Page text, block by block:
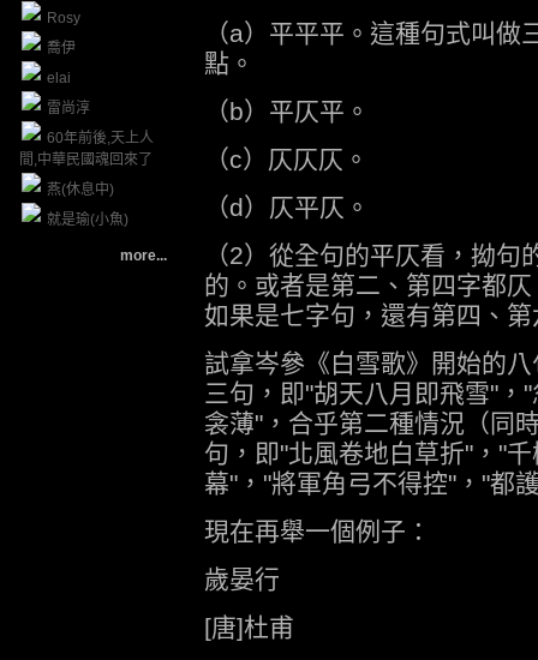
Rosy
喬伊
elai
雷尚淳
60年前後,天上人
間,中華民國魂回來了
燕(休息中)
就是瑜(小魚)
more...
（a）平平平。這種句式叫
點。
（b）平仄平。
（c）仄仄仄。
（d）仄平仄。
（2）從全句的平仄看，拗
的。或者是第二、第四字都
如果是七字句，還有第四、
試拿岑參《白雪歌》開始的
三句，即"胡天八月即飛雪"，
衾薄"，合乎第二種情況（同
句，即"北風卷地白草折"，"
幕"，"將軍角弓不得控"，"都
現在再舉一個例子：
歲晏行
[唐]杜甫